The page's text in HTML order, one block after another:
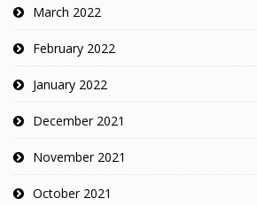
March 2022
February 2022
January 2022
December 2021
November 2021
October 2021